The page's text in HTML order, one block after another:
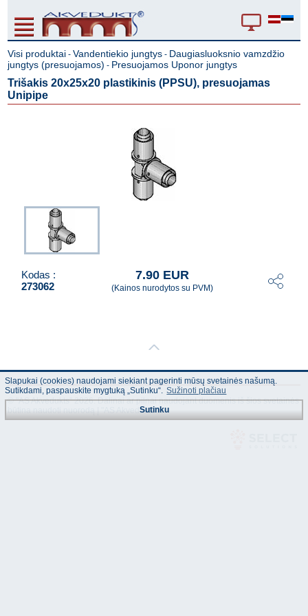
Visi produktai -Vandentiekio jungtys - Daugiasluoksnio vamzdžio
jungtys (presuojamos) - Presuojamos Uponor jungtys
Trišakis 20x25x20 plastikinis (PPSU), presuojamas
Unipipe
Kodas :
273062
7.90 EUR
(Kainos nurodytos su PVM)
© "AS Akvedukts" 2026. Dalinai ar pilnai naudojant duomenis iš šios svetainės
būtina naudoti nuorodą Į "AS Akvedukts"!
Slapukai (cookies) naudojami siekiant pagerinti mūsų svetainės našumą.
Sutikdami, paspauskite mygtuką „Sutinku“. Sužinoti plačiau
Sutinku